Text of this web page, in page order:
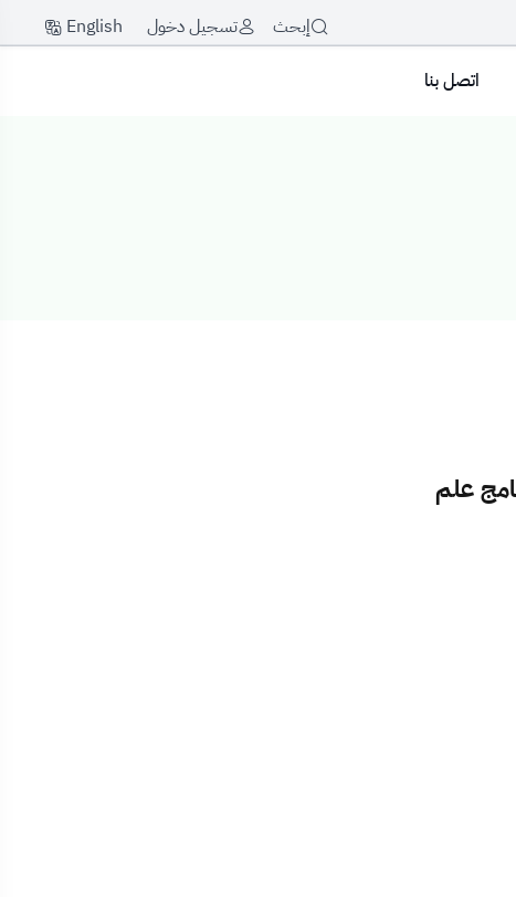
إبحث تسجيل دخول English
اتصل بنا
علم